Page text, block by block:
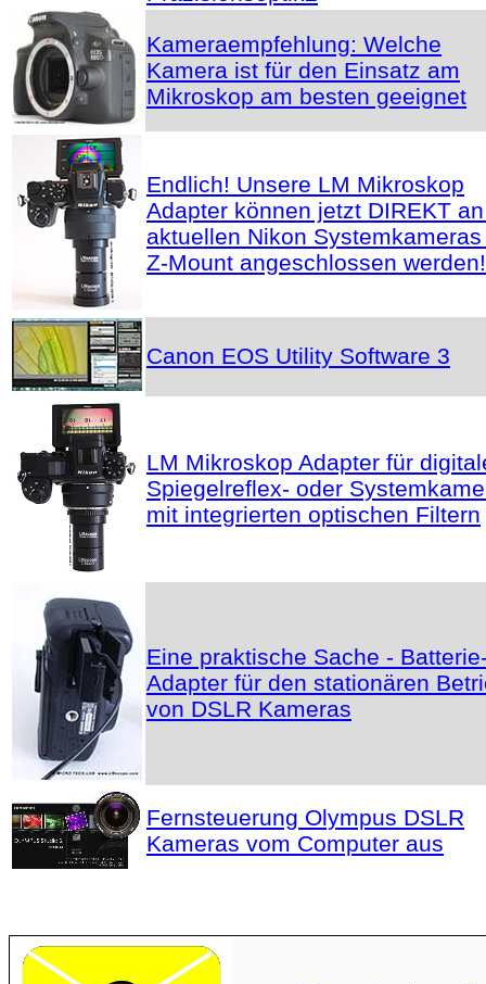
Kameraempfehlung: Welche
Kamera ist für den Einsatz am
Mikroskop am besten geeignet
Endlich! Unsere LM Mikroskop
Adapter können jetzt DIREKT
aktuellen Nikon
Z-Mount angeschlossen werden!
Canon EOS Utility Software 3
LM Mikroskop Adapter für
Spiegelreflex- oder
mit integrierten optischen Filtern
Eine praktische Sache -
Adapter für den stationären
von DSLR Kameras
Fernsteuerung Olympus DSLR
Kameras vom Computer aus